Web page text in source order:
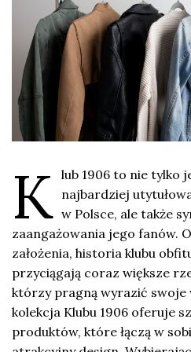
K lub 1906 to nie tylko
najbardziej
w Polsce, ale także
zaangażowania jego fanów.
założenia, historia klubu
przyciągają coraz większe
którzy pragną wyrazić swoje
kolekcja Klubu 1906 oferuje
produktów, które łączą w